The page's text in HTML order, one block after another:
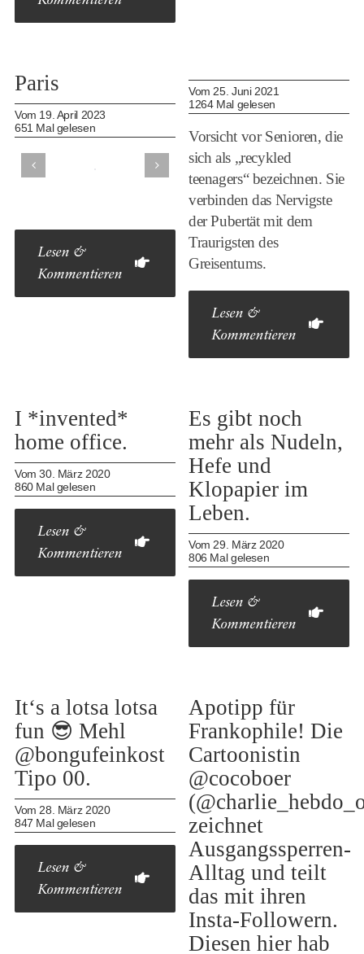
Paris
Vom 19. April 2023
651 Mal gelesen
Lesen &
Kommentieren
Vom 25. Juni 2021
1264 Mal gelesen
Vorsicht vor Senioren, die
sich als „recykled
teenagers“ bezeichnen. Sie
verbinden das Nervigste
der Pubertät mit dem
Traurigsten des
Greisentums.
Lesen &
Kommentieren
I *invented*
home office.
Vom 30. März 2020
860 Mal gelesen
Lesen &
Kommentieren
Es gibt noch
mehr als Nudeln,
Hefe und
Klopapier im
Leben.
Vom 29. März 2020
806 Mal gelesen
Lesen &
Kommentieren
It‘s a lotsa lotsa
fun 😎 Mehl
@bongufeinkost
Tipo 00.
Vom 28. März 2020
847 Mal gelesen
Lesen &
Kommentieren
Apotipp für
Frankophile! Die
Cartoonistin
@cocoboer
zeichnet
Ausgangssperren-
Alltag und teilt
das mit ihren
Insta-Followern.
Diesen hier hab